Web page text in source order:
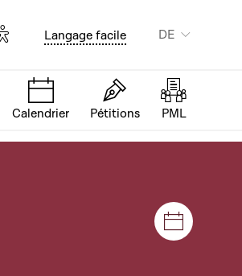
Options d'accessibilité
Langage facile DE
Calendrier Pétitions PML
Plenar-